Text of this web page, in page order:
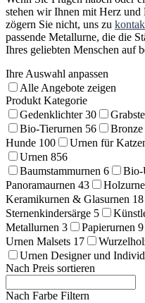
stehen wir Ihnen mit Herz
zögern Sie nicht, uns zu
passende Metallurne, die die
Ihres geliebten Menschen auf
Ihre Auswahl anpassen
Alle Angebote zeigen
Produkt Kategorie
Gedenklichter30
Bio-Tierurnen 56
Hunde 100 Urnen für
Urnen 856
Baumstammurnen 6 Bio-
Panoramaurnen 43
Keramikurnen & Glasurnen 18
Sternenkindersärge 5
Metallurnen 3 Papierurnen 9
Urnen Malsets 17
Urnen Designer und
Nach Preis sortieren
Nach Farbe Filtern